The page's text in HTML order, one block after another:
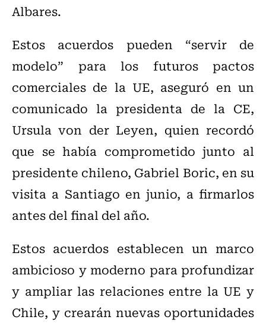
Albares.
Estos acuerdos pueden “servir de
modelo” para los futuros pactos
comerciales de la UE, aseguró en un
comunicado la presidenta de la CE,
Ursula von der Leyen, quien recordó
que se había comprometido junto al
presidente chileno, Gabriel Boric, en su
visita a Santiago en junio, a firmarlos
antes del final del año.
Estos acuerdos establecen un marco
ambicioso y moderno para profundizar
y ampliar las relaciones entre la UE y
Chile, y crearán nuevas oportunidades